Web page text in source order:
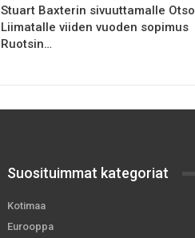
Stuart Baxterin sivuuttamalle Otso
Liimatalle viiden vuoden sopimus
Ruotsin…
Suosituimmat kategoriat
Kotimaa
Eurooppa